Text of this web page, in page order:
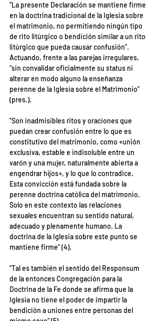
“La presente Declaración se mantiene firme
en la doctrina tradicional de la Iglesia sobre
el matrimonio, no permitiendo ningún tipo
de rito litúrgico o bendición similar a un rito
litúrgico que pueda causar confusión”.
Actuando, frente a las parejas irregulares,
“sin convalidar oficialmente su status ni
alterar en modo alguno la enseñanza
perenne de la Iglesia sobre el Matrimonio”
(pres.).
“Son inadmisibles ritos y oraciones que
puedan crear confusión entre lo que es
constitutivo del matrimonio, como «unión
exclusiva, estable e indisoluble entre un
varón y una mujer, naturalmente abierta a
engendrar hijos», y lo que lo contradice.
Esta convicción está fundada sobre la
perenne doctrina católica del matrimonio.
Solo en este contexto las relaciones
sexuales encuentran su sentido natural,
adecuado y plenamente humano. La
doctrina de la Iglesia sobre este punto se
mantiene firme” (4).
“Tal es también el sentido del Responsum
de la entonces Congregación para la
Doctrina de la Fe donde se afirma que la
Iglesia no tiene el poder de impartir la
bendición a uniones entre personas del